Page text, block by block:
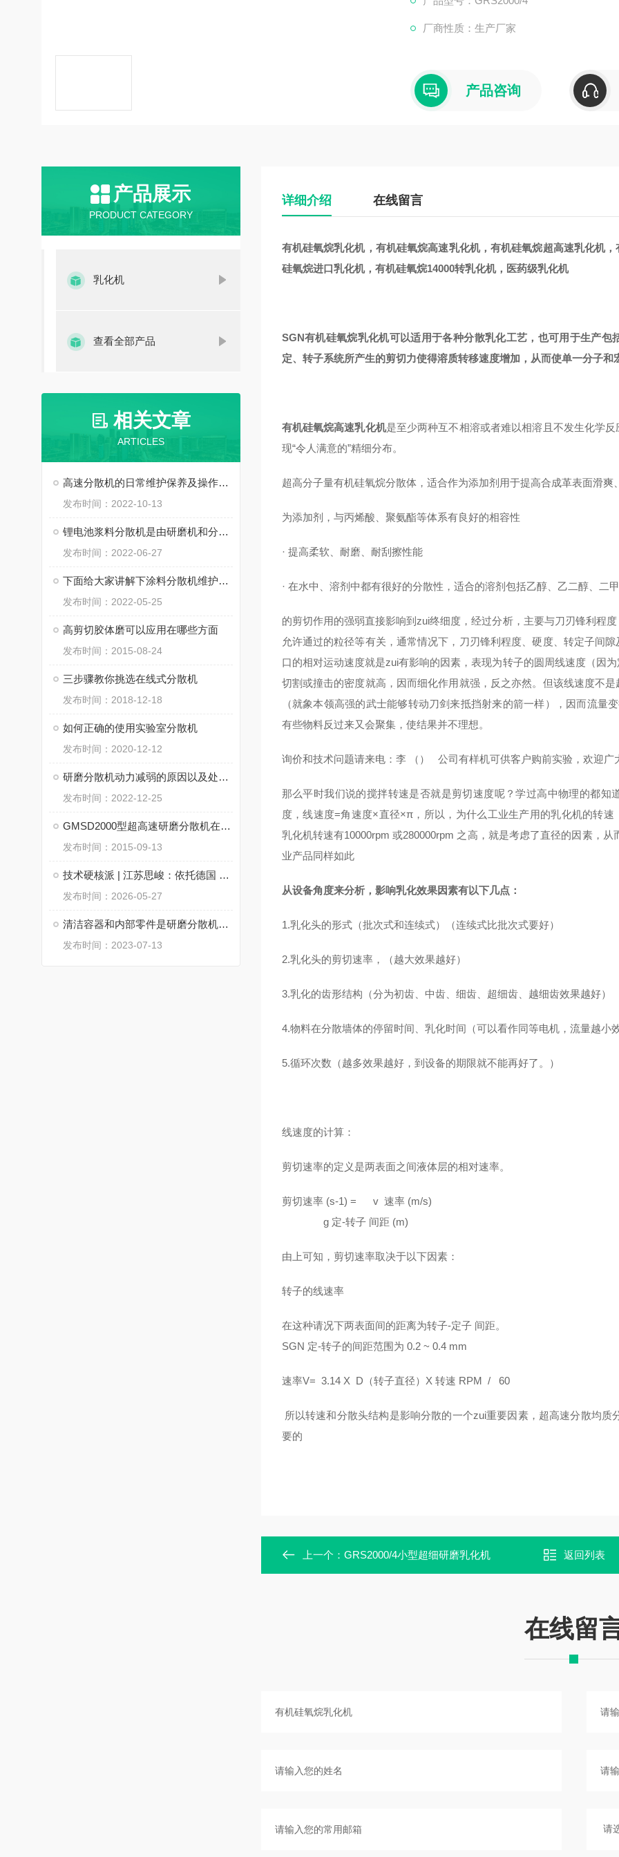
厂商性质：生产厂家
产品咨询
产品展示
PRODUCT CATEGORY
乳化机
查看全部产品
相关文章
ARTICLES
高速分散机的日常维护保养及操作常识
发布时间：2022-10-13
锂电池浆料分散机是由研磨机和分散机的组合而成的一体化设备
发布时间：2022-06-27
下面给大家讲解下涂料分散机维护以及注意事项
发布时间：2022-05-25
高剪切胶体磨可以应用在哪些方面
发布时间：2015-08-24
三步骤教你挑选在线式分散机
发布时间：2018-12-18
如何正确的使用实验室分散机
发布时间：2020-12-12
研磨分散机动力减弱的原因以及处理方法
发布时间：2022-12-25
GMSD2000型超高速研磨分散机在石墨烯改性润滑油中的应用
发布时间：2015-09-13
技术硬核派 | 江苏思峻：依托德国 SGN 核心技术，重新定义在线式乳化机行业新标杆！
发布时间：2026-05-27
清洁容器和内部零件是研磨分散机重要的维护措施
发布时间：2023-07-13
详细介绍 在线留言
有机硅氧烷乳化机，有机硅氧烷高速乳化机，有机硅氧烷超高速乳化机
硅氧烷进口乳化机，有机硅氧烷14000转乳化机，医药级乳化机
SGN有机硅氧烷乳化机可以适用于各种分散乳化工艺，也可用于生产包
定、转子系统所产生的剪切力使得溶质转移速度增加，从而使单一分子和
有机硅氧烷高速乳化机是至少两种互不相溶或者难以相溶且不发生化学
现“令人满意的”精细分布。
超高分子量有机硅氧烷分散体，适合作为添加剂用于提高合成革表面滑爽
为添加剂，与丙烯酸、聚氨酯等体系有良好的相容性
· 提高柔软、耐磨、耐刮擦性能
· 在水中、溶剂中都有很好的分散性，适合的溶剂包括乙醇、乙二醇、二甲
的剪切作用的强弱直接影响到zui终细度，经过分析，主要与刀刃锋利程
允许通过的粒径等有关，通常情况下，刀刃锋利程度、硬度、转定子间
口的相对运动速度就是zui有影响的因素，表现为转子的圆周线速度（因
切割或撞击的密度就高，因而细化作用就强，反之亦然。但该线速度不
（就象本领高强的武士能够转动刀剑来抵挡射来的箭一样），因而流量
有些物料反过来又会聚集，使结果并不理想。
询价和技术问题请来电：李 （） 公司有样机可供客户购前实验，欢迎广
那么平时我们说的搅拌转速是否就是剪切速度呢？学过高中物理的都知
度，线速度=角速度×直径×π，所以，为什么工业生产用的乳化机的转
乳化机转速有10000rpm 或280000rpm 之高，就是考虑了直径的因素，
业产品同样如此
从设备角度来分析，影响乳化效果因素有以下几点：
1.乳化头的形式（批次式和连续式）（连续式比批次式要好）
2.乳化头的剪切速率，（越大效果越好）
3.乳化的齿形结构（分为初齿、中齿、细齿、超细齿、越细齿效果越好）
4.物料在分散墙体的停留时间、乳化时间（可以看作同等电机，流量越小
5.循环次数（越多效果越好，到设备的期限就不能再好了。）
线速度的计算：
剪切速率的定义是两表面之间液体层的相对速率。
剪切速率 (s-1) = v 速率 (m/s)
g 定-转子 间距 (m)
由上可知，剪切速率取决于以下因素：
转子的线速率
在这种请况下两表面间的距离为转子-定子 间距。
SGN 定-转子的间距范围为 0.2 ~ 0.4 mm
速率V= 3.14 X D（转子直径）X 转速 RPM / 60
所以转速和分散头结构是影响分散的一个zui重要因素，超高速分散均
要的
上一个： GRS2000/4小型超细研磨乳化机 返回列表
在线留